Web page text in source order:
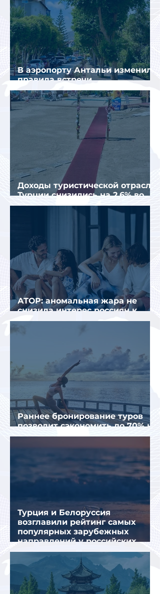
В аэропорту Антальи изменили
правила встречи
организованных туристов
Доходы туристической отрасли
Турции снизились на 2,6% во
втором квартале 2026 года
АТОР: аномальная жара не
снизила интерес россиян к
летнему отдыху в Европе
Раннее бронирование туров
позволит сэкономить до 70% на
летнем отдыхе — АТОР
Турция и Белоруссия
возглавили рейтинг самых
популярных зарубежных
направлений у российских
туристов летом